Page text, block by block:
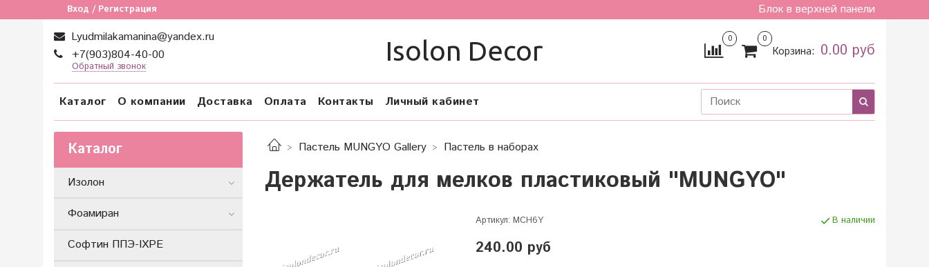
Вход / Регистрация
Блок в верхней панели
Lyudmilakamanina@yandex.ru
+7(903)804-40-00
Обратный звонок
Isolon Decor 0 0
Корзина: 0.00 руб
Каталог О компании Доставка Оплата Контакты Личный кабинет
Пастель MUNGYO Gallery Пастель в наборах
Держатель для мелков пластиковый "MUNGYO"
Артикул: MCH6Y В наличии
240.00 руб
Каталог
Изолон
Фоамиран
Софтин ППЭ-IXPE